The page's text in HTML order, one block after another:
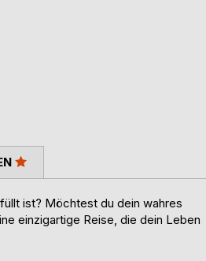
ist? Möchtest du dein wahres
einzigartige Reise, die dein Leben